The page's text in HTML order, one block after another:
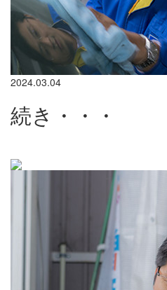
2024.03.04
続き・・・